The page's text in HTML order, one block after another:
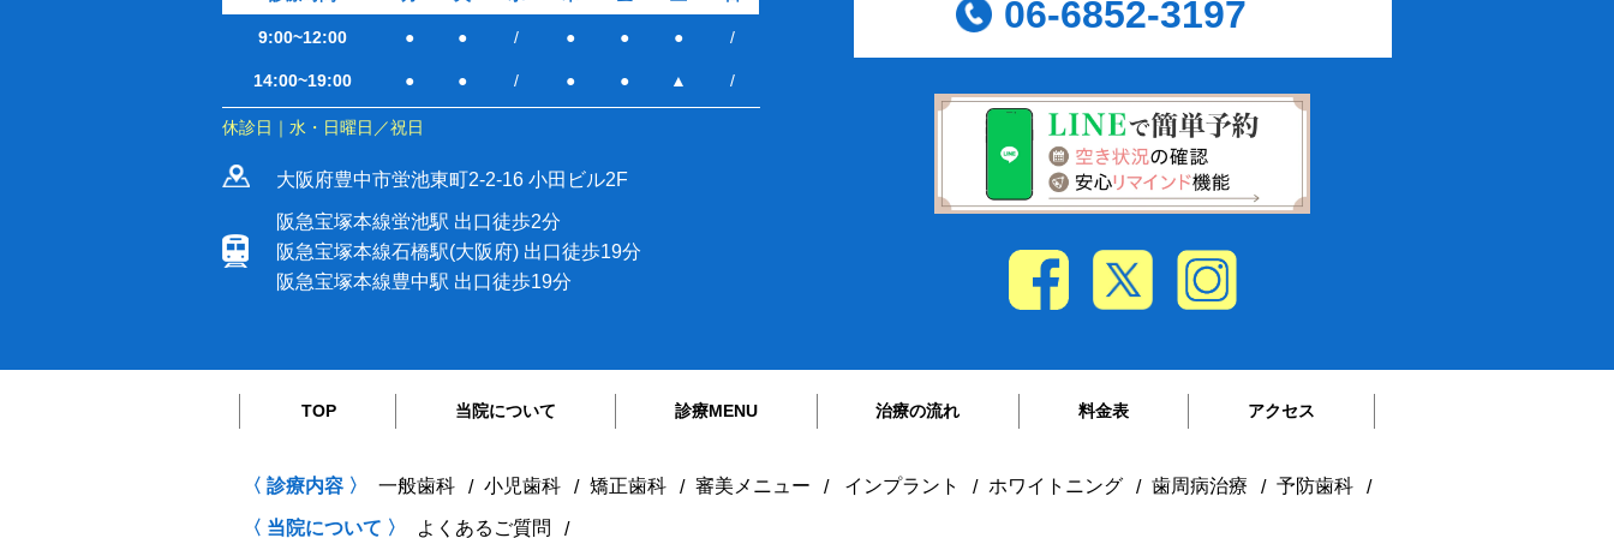
9:00~12:00 ● ● / ● ● ● /
14:00~19:00 ● ● / ● ● ▲ /
休診日｜水・日曜日／祝日
大阪府豊中市蛍池東町2-2-16 小田ビル2F
阪急宝塚本線蛍池駅 出口徒歩2分
阪急宝塚本線石橋駅(大阪府) 出口徒歩19分
阪急宝塚本線豊中駅 出口徒歩19分
06-6852-3197
TOP 当院について 診療MENU 治療の流れ 料金表 アクセス
〈 診療内容 〉 一般歯科 小児歯科 矯正歯科 審美メニュー インプラント ホワイトニング 歯周病治療 予防歯科
〈 当院について 〉 よくあるご質問